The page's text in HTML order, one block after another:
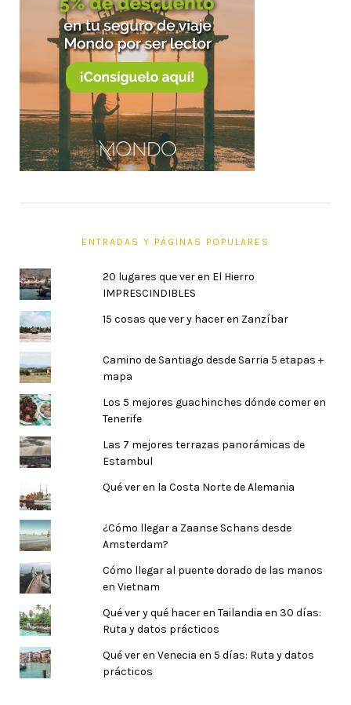
ENTRADAS Y PÁGINAS POPULARES
20 lugares que ver en El Hierro
IMPRESCINDIBLES
15 cosas que ver y hacer en Zanzíbar
Camino de Santiago desde Sarria 5 etapas +
mapa
Los 5 mejores guachinches dónde comer en
Tenerife
Las 7 mejores terrazas panorámicas de
Estambul
Qué ver en la Costa Norte de Alemania
¿Cómo llegar a Zaanse Schans desde
Amsterdam?
Cómo llegar al puente dorado de las manos
en Vietnam
Qué ver y qué hacer en Tailandia en 30 días:
Ruta y datos prácticos
Qué ver en Venecia en 5 días: Ruta y datos
prácticos